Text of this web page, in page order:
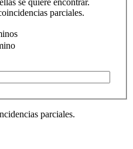
se quiere encontrar.
parciales.
parciales.